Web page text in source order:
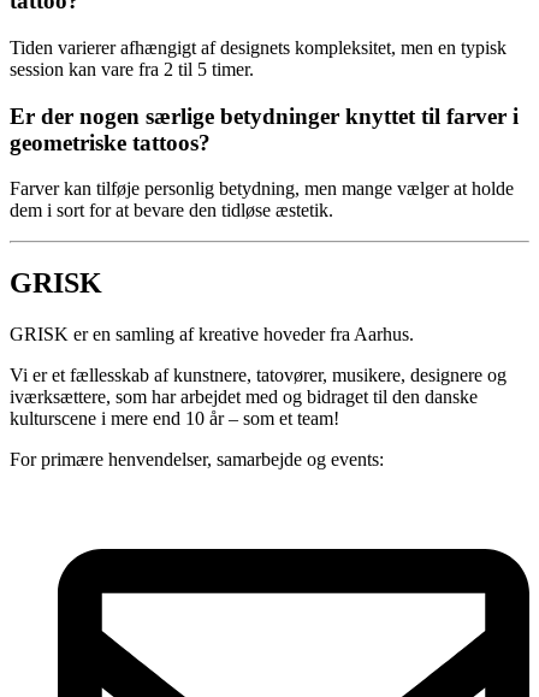
Tiden varierer afhængigt af designets kompleksitet, men en typisk
session kan vare fra 2 til 5 timer.
Er der nogen særlige betydninger knyttet til farver i
geometriske tattoos?
Farver kan tilføje personlig betydning, men mange vælger at holde
dem i sort for at bevare den tidløse æstetik.
GRISK
GRISK er en samling af kreative hoveder fra Aarhus.
Vi er et fællesskab af kunstnere, tatovører, musikere, designere og
iværksættere, som har arbejdet med og bidraget til den danske
kulturscene i mere end 10 år – som et team!
For primære henvendelser, samarbejde og events: